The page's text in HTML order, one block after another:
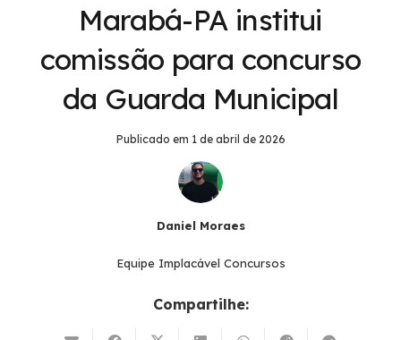
Marabá-PA institui
comissão para concurso
da Guarda Municipal
Publicado em 1 de abril de 2026
Daniel Moraes
Equipe Implacável Concursos
Compartilhe: